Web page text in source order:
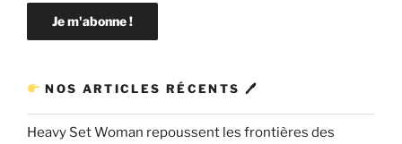
NOS ARTICLES RÉCENTS 🖊
Heavy Set Woman repoussent les frontières des